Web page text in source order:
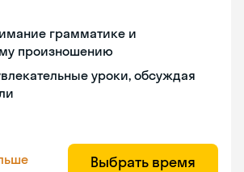
грамматике и
произношению
уроки, обсуждая
Выбрать время